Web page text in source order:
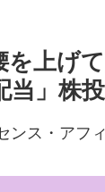
を上げ
当」株
ンス・アフ